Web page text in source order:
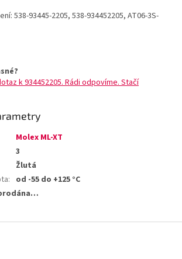
538-93445-2205, 538-934452205, AT06-3S-
k 934452205. Rádi odpovíme. Stačí
Molex ML-XT
3
Žlutá
: od -55 do +125 °C